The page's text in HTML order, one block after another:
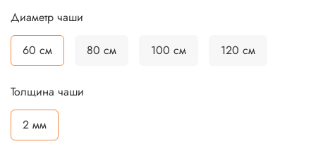
Диаметр чаши
60 см 80 см 100 см 120 см
Толщина чаши
2 мм